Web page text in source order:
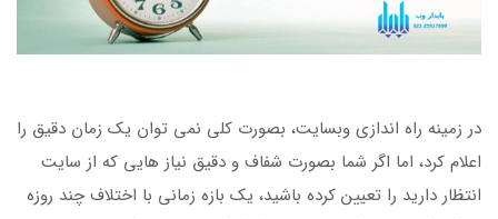
در زمینه راه اندازی وبسایت، بصورت کلی نمی توان یک زمان دقیق را
اعلام کرد، اما اگر شما بصورت شفاف و دقیق نیاز هایی که از سایت
انتظار دارید را تعیین کرده باشید، یک بازه زمانی با اختلاف چند روزه